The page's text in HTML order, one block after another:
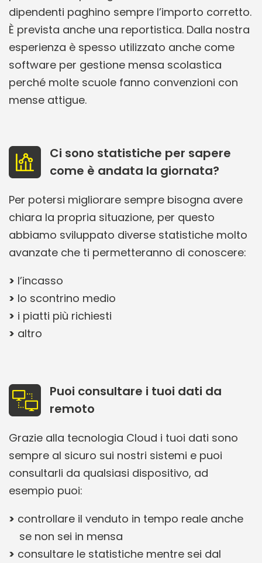
dipendenti paghino sempre l’importo corretto.
È prevista anche una reportistica. Dalla nostra
esperienza è spesso utilizzato anche come
software per gestione mensa scolastica
perché molte scuole fanno convenzioni con
mense attigue.
Ci sono statistiche per sapere
come è andata la giornata?
Per potersi migliorare sempre bisogna avere
chiara la propria situazione, per questo
abbiamo sviluppato diverse statistiche molto
avanzate che ti permetteranno di conoscere:
l’incasso
lo scontrino medio
i piatti più richiesti
altro
Puoi consultare i tuoi dati da
remoto
Grazie alla tecnologia Cloud i tuoi dati sono
sempre al sicuro sui nostri sistemi e puoi
consultarli da qualsiasi dispositivo, ad
esempio puoi:
controllare il venduto in tempo reale anche
se non sei in mensa
consultare le statistiche mentre sei dal